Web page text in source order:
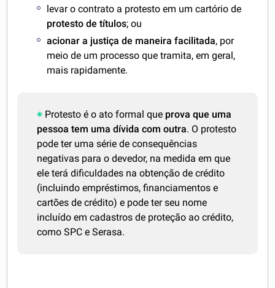
levar o contrato a protesto em um cartório de
protesto de títulos; ou
acionar a justiça de maneira facilitada, por
meio de um processo que tramita, em geral,
mais rapidamente.
Protesto é o ato formal que prova que uma
pessoa tem uma dívida com outra. O protesto
pode ter uma série de consequências
negativas para o devedor, na medida em que
ele terá dificuldades na obtenção de crédito
(incluindo empréstimos, financiamentos e
cartões de crédito) e pode ter seu nome
incluído em cadastros de proteção ao crédito,
como SPC e Serasa.